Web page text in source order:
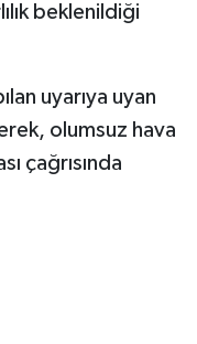
beklenildiği
uyarıya uyan
olumsuz hava
çağrısında